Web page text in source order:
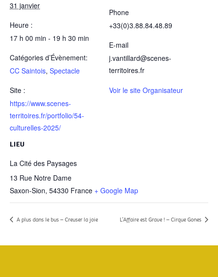
31 janvier
Heure :
17 h 00 min - 19 h 30 min
Catégories d’Évènement:
CC Saintois, Spectacle
Site :
https://www.scenes-
territoires.fr/portfolio/54-
culturelles-2025/
LIEU
La Cité des Paysages
13 Rue Notre Dame
Saxon-Sion, 54330 France + Google Map
Phone
+33(0)3.88.84.48.89
E-mail
j.vantillard@scenes-
territoires.fr
Voir le site Organisateur
A plus dans le bus – Creuser la joie L’Affaire est Grave ! – Cirque Gones